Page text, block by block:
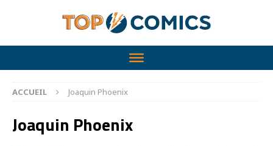
ACCUEIL Joaquin Phoenix
Joaquin Phoenix